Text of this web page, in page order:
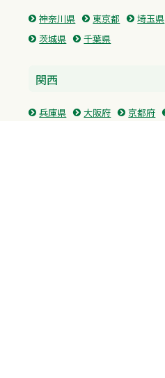
神奈川県 東京都 埼玉県
茨城県
千葉県
関西
兵庫県 大阪府 京都府